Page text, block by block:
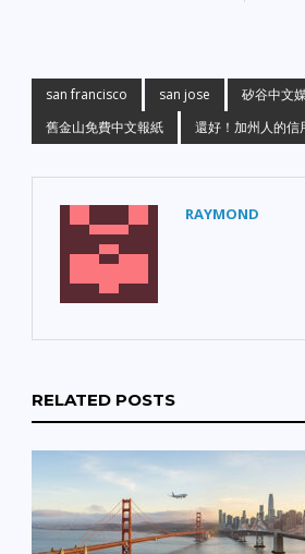
san francisco san jose 矽谷中文
舊金山免費中文報紙
還好！加州人的信
RAYMOND
RELATED POSTS